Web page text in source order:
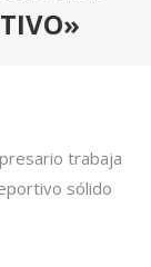
trabaja
sólido